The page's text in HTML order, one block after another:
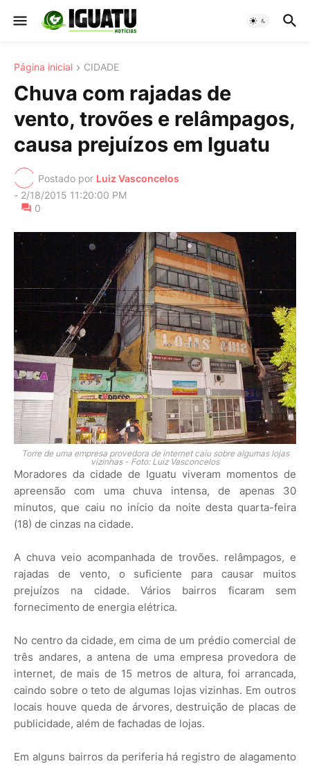
Página inicial CIDADE
Chuva com rajadas de
vento, trovões e relâmpagos,
causa prejuízos em Iguatu
Postado por Luiz Vasconcelos
- 2/18/2015 11:20:00 PM
0
Torre de uma empresa provedora de internet caiu sobre algumas lojas
vizinhas - Foto: Luiz Vasconcelos
Moradores da cidade de Iguatu viveram momentos de
apreensão com uma chuva intensa, de apenas 30
minutos, que caiu no início da noite desta quarta-feira
(18) de cinzas na cidade.
A chuva veio acompanhada de trovões. relâmpagos, e
rajadas de vento, o suficiente para causar muitos
prejuízos na cidade. Vários bairros ficaram sem
fornecimento de energia elétrica.
No centro da cidade, em cima de um prédio comercial de
três andares, a antena de uma empresa provedora de
internet, de mais de 15 metros de altura, foi arrancada,
caindo sobre o teto de algumas lojas vizinhas. Em outros
locais houve queda de árvores, destruição de placas de
publicidade, além de fachadas de lojas.
Em alguns bairros da periferia há registro de alagamento